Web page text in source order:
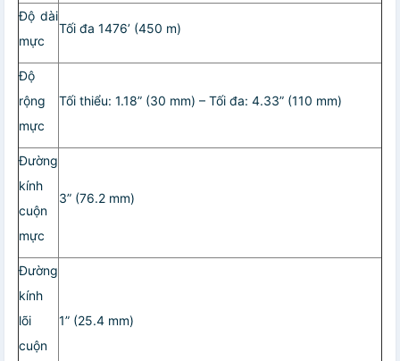
Độ dài
mực
Tối đa 1476’ (450 m)
Độ
rộng
mực
Tối thiểu: 1.18” (30 mm) – Tối đa: 4.33” (110 mm)
Đường
kính
cuộn
mực
3” (76.2 mm)
Đường
kính
lõi
cuộn
1” (25.4 mm)